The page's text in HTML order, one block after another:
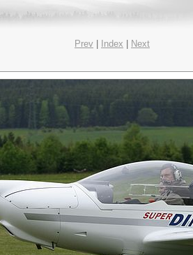
Prev Index Next